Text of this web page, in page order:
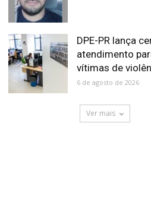
DPE-PR lança
atendimento
vítimas de
6 de agosto de 2026
Ver mais